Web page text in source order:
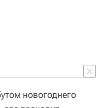
новогоднего